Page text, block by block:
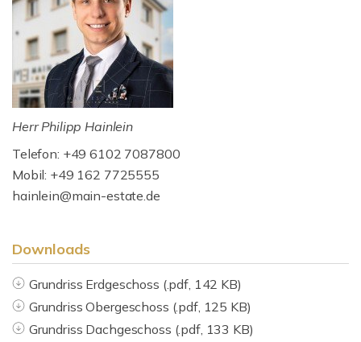
Herr Philipp Hainlein
Telefon: +49 6102 7087800
Mobil: +49 162 7725555
hainlein@main-estate.de
Downloads
Grundriss Erdgeschoss (.pdf, 142 KB)
Grundriss Obergeschoss (.pdf, 125 KB)
Grundriss Dachgeschoss (.pdf, 133 KB)